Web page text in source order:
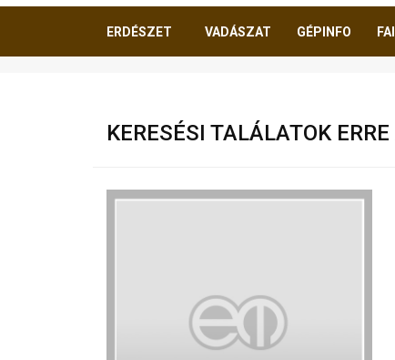
ERDÉSZET VADÁSZAT GÉPINFO
KERESÉSI TALÁLATOK